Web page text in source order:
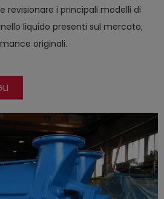
revisionare i principali modelli di
liquido presenti sul mercato,
originali.